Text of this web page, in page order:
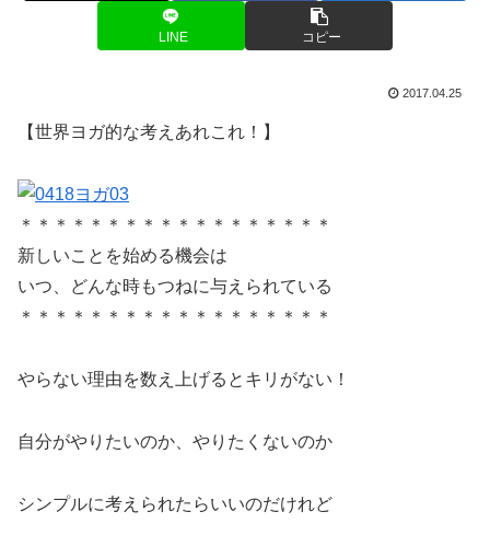
LINE コピー
2017.04.25
【世界ヨガ的な考えあれこれ！】
＊＊＊＊＊＊＊＊＊＊＊＊＊＊＊＊＊＊
新しいことを始める機会は
いつ、どんな時もつねに与えられている
＊＊＊＊＊＊＊＊＊＊＊＊＊＊＊＊＊＊
やらない理由を数え上げるとキリがない！
自分がやりたいのか、やりたくないのか
シンプルに考えられたらいいのだけれど